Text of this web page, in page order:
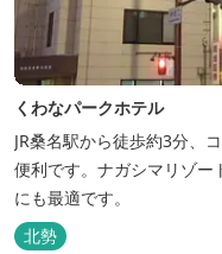
くわなパークホテル
JR桑名駅から徒歩約3分、
便利です。ナガシマリゾ
にも最適です。
北勢